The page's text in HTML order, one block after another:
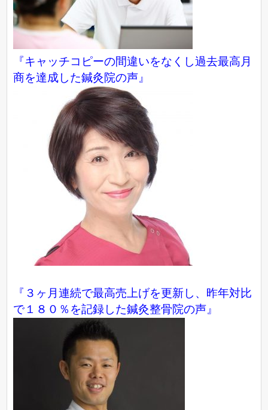
『キャッチコピーの間違いをなくし過去最高月
商を達成した鍼灸院の声』
『３ヶ月連続で最高売上げを更新し、昨年対比
で１８０％を記録した鍼灸整骨院の声』